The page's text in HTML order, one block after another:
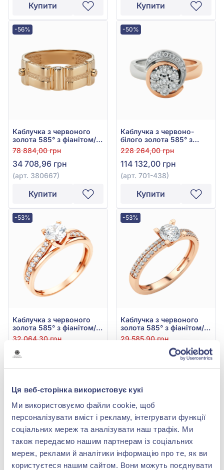
Ця веб-сторінка використовує кукі
Ми використовуємо файли cookie, щоб
персоналізувати вміст і рекламу, інтегрувати функції
соціальних мереж та аналізувати наш трафік. Ми
також передаємо нашим партнерам із соціальних
мереж, реклами й аналітики інформацію про те, як ви
користуєтеся нашим сайтом. Вони можуть поєднувати
Купити Купити
-56%
Каблучка з червоного
золота 585° з фіанітом/
куб.цирконієм, арт.
380667
78 884,00 грн
34 708,96 грн
(арт. 380667)
Купити
-50%
Каблучка з червоно-
білого золота 585° з
діамантом 0,37ct, арт.
701-438
228 264,00 грн
114 132,00 грн
(арт. 701-438)
Купити
-53%
Каблучка з червоного
золота 585° з фіанітом/
куб.цирконієм, арт.
32 064,30 грн
15 070,22 грн
-53%
Каблучка з червоного
золота 585° з фіанітом/
куб.цирконієм, арт.
29 585,90 грн
13 905,37 грн
-53% -53%